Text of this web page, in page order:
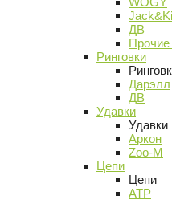
ДВ
Прочие
Ринговки
Дарэлл
ДВ
Удавки
Удавки
Аркон
Zoo-M
Цепи
Цепи
АТР